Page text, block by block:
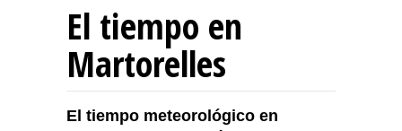
El tiempo en
Martorelles
El tiempo meteorológico en